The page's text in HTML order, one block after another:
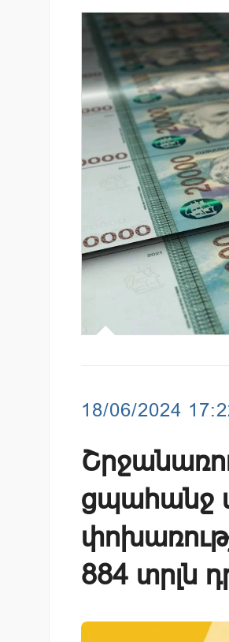
18/06/2024
ցպահանջ
884 տրլն
վարկանիշային
Ucom-ի
խաղը